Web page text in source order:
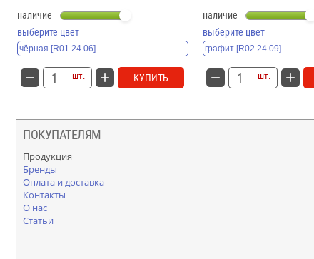
наличие
выберите цвет
шт. КУПИТЬ
наличие
выберите цвет
шт.
ПОКУПАТЕЛЯМ
Продукция
Бренды
Оплата и доставка
Контакты
О нас
Статьи